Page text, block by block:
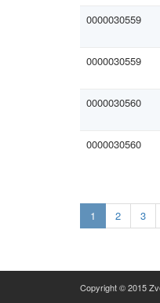
0000030559
0000030559
0000030560
0000030560
1 Aktualna-
stranka
2 3
Copyright © 2015